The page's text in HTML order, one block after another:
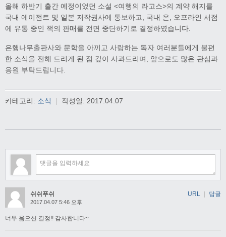
올해 하반기 출간 예정이었던 소설 <여행의 라고스>의 계약 해지를
국내 에이전트 및 일본 저작권사에 통보하고, 국내 온, 오프라인 서점
에 유통 중인 책의 판매를 전면 중단하기로 결정하였습니다.
은행나무출판사와 문학을 아끼고 사랑하는 독자 여러분들에게 불편
한 소식을 전해 드리게 된 점 깊이 사과드리며, 앞으로도 많은 관심과
응원 부탁드립니다.
카테고리: 소식 | 작성일: 2017.04.07
쉬쉬푸쉬
2017.04.07 5:46 오후
너무 옳으신 결정!! 감사합니다~
URL | 답글